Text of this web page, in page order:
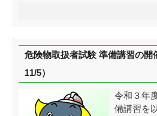
危険物取扱者試験 準備講習の開
11/5）
令和３年
備講習を